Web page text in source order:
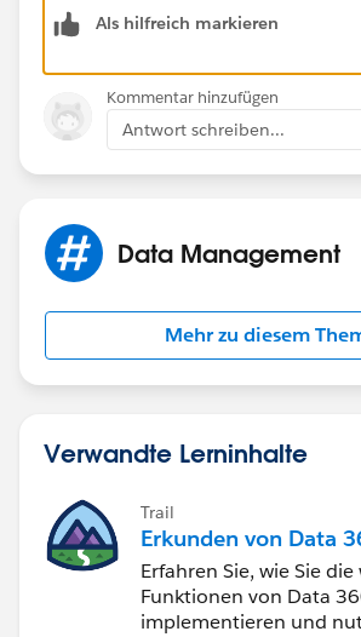
Als hilfreich markieren
Kommentar hinzufügen
Antwort schreiben...
Data Management
Mehr zu diesem
Verwandte Lerninhalte
Trail
Erkunden von Data
Erfahren Sie, wie Sie
Funktionen von Data
implementieren und